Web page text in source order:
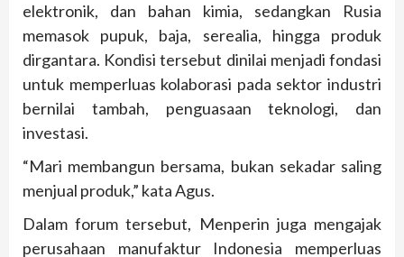
elektronik, dan bahan kimia, sedangkan Rusia
memasok pupuk, baja, serealia, hingga produk
dirgantara. Kondisi tersebut dinilai menjadi fondasi
untuk memperluas kolaborasi pada sektor industri
bernilai tambah, penguasaan teknologi, dan
investasi.
“Mari membangun bersama, bukan sekadar saling
menjual produk,” kata Agus.
Dalam forum tersebut, Menperin juga mengajak
perusahaan manufaktur Indonesia memperluas